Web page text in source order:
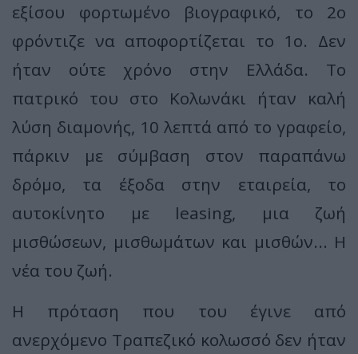
εξίσου φορτωμένο βιογραφικό, το 2ο
φρόντιζε να αποφορτίζεται το 1ο. Δεν
ήταν ούτε χρόνο στην Ελλάδα. Το
πατρικό του στο Κολωνάκι ήταν καλή
λύση διαμονής, 10 λεπτά από το γραφείο,
πάρκιν με σύμβαση στον παραπάνω
δρόμο, τα έξοδα στην εταιρεία, το
αυτοκίνητο με leasing, μια ζωή
μισθώσεων, μισθωμάτων και μισθών... Η
νέα του ζωή.
Η πρόταση που του έγινε από
ανερχόμενο Τραπεζικό κολωσσό δεν ήταν